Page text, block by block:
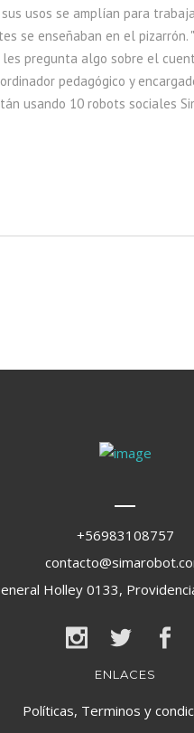
usos se amplían para
se enseñaban en el pizarrón.
pregunta algo sobre el
pedagógico y
usando 10 robots sociales
+56983108757
Holley 0133,
ENLACES
Políticas, Terminos y